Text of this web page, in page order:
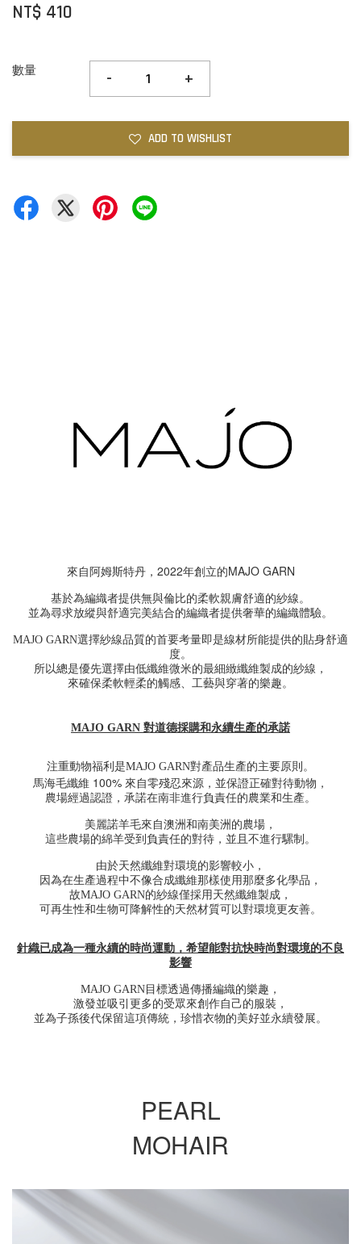
NT$ 410
數量 - +
ADD TO WISHLIST
來自阿姆斯特丹，2022年創立的MAJO GARN
基於為編織者提供無與倫比的柔軟親膚舒適的紗線。
並為尋求放縱與舒適完美結合的編織者提供奢華的編織體驗。
MAJO GARN選擇紗線品質的首要考量即是線材所能提供的貼身舒適
度。
所以總是優先選擇由低纖維微米的最細緻纖維製成的紗線，
來確保柔軟輕柔的觸感、工藝與穿著的樂趣。
MAJO GARN 對道德採購和永續生產的承諾
注重動物福利是MAJO GARN對產品生產的主要原則。
馬海毛纖維 100% 來自零殘忍來源，並保證正確對待動物，
農場經過認證，承諾在南非進行負責任的農業和生產。
美麗諾羊毛來自澳洲和南美洲的農場，
這些農場的綿羊受到負責任的對待，並且不進行騾制。
由於天然纖維對環境的影響較小，
因為在生產過程中不像合成纖維那樣使用那麼多化學品，
故MAJO GARN的紗線僅採用天然纖維製成，
可再生性和生物可降解性的天然材質可以對環境更友善。
針織已成為一種永續的時尚運動，希望能對抗快時尚對環境的不良
影響
MAJO GARN目標透過傳播編織的樂趣，
激發並吸引更多的受眾來創作自己的服裝，
並為子孫後代保留這項傳統，珍惜衣物的美好並永續發展。
PEARL
MOHAIR